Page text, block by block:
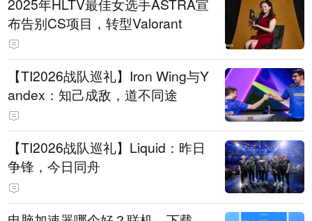
布告别CS项目，转型Valorant
【TI2026战队巡礼】Iron Wing与Y
andex：知己成敌，道不同途
【TI2026战队巡礼】Liquid：昨日
争锋，今日同舟